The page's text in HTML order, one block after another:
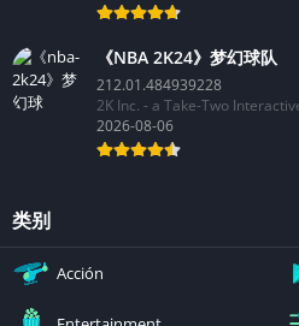
《NBA 2K24》梦幻球队
212.01.484939228
2K Inc. - a Take-Two
2026-08-06
类别
Acción